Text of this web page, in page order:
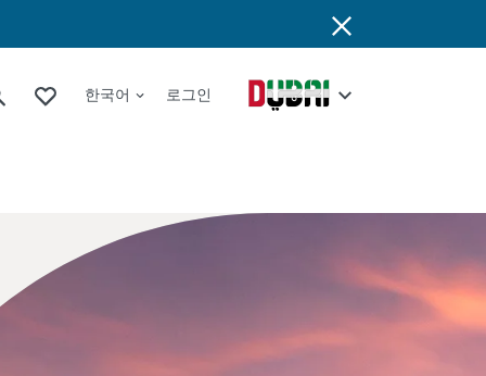
한국어 로그인